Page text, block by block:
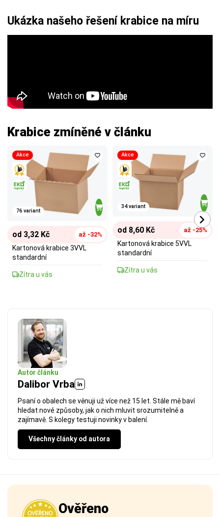
Ukázka našeho řešení krabice na míru
Krabice zmíněné v článku
Akce
76 variant
od 3,32 Kč až -32%
Kartonová krabice 3VVL
standardní
Zítra u vás
Akce
34 variant
od 8,60 Kč až -25%
Kartonová krabice 5VVL
standardní
Zítra u vás
Autor článku
Dalibor Vrba
Psaní o obalech se věnuji už více než 15 let. Stále mě baví
hledat nové způsoby, jak o nich mluvit srozumitelně a
zajímavě. S kolegy testuji novinky v balení.
Všechny články od autora
Ověřeno